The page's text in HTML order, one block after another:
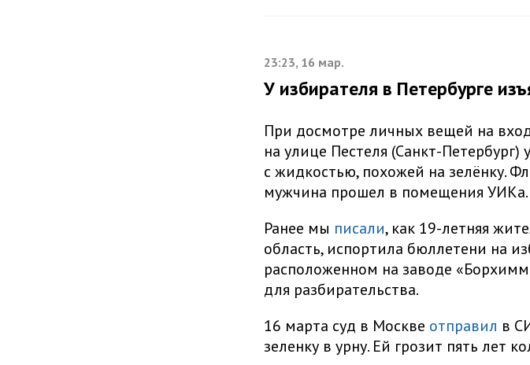
23:23, 16 мар.
У избирателя в Петербурге
При досмотре личных вещей на
на улице Пестеля (Санкт-Петербург)
с жидкостью, похожей на зелёнку.
мужчина прошел в помещения УИКа.
Ранее мы писали, как 19-летняя
область, испортила бюллетени на
расположенном на заводе
для разбирательства.
16 марта суд в Москве отправил в
зеленку в урну. Ей грозит пять лет